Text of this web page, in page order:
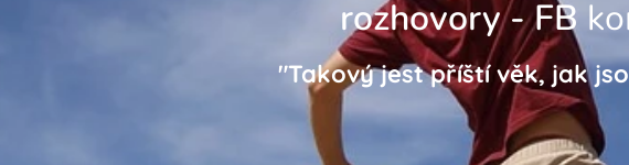
rozhovory - FB
"Takový jest příští věk, jak